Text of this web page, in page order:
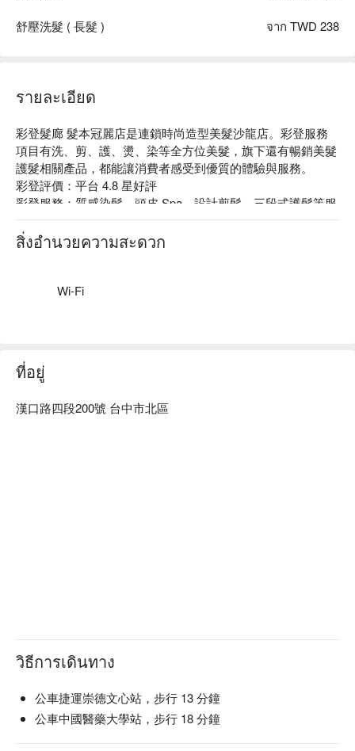
舒壓洗髮 ( 長髮 ) จาก TWD 238
รายละเอียด
彩登髮廊 髮本冠麗店是連鎖時尚造型美髮沙龍店。彩登服務
項目有洗、剪、護、燙、染等全方位美髮，旗下還有暢銷美髮
護髮相關產品，都能讓消費者感受到優質的體驗與服務。
彩登評價：平台 4.8 星好評
彩登服務：質感染髮、頭皮 Spa、設計剪髮、三段式護髮等服
務。
彩登推薦：店內氣氛溫馨，設計師服務周到，專業的技術讓客
สิ่งอำนวยความสะดวก
Wi-Fi
ที่อยู่
漢口路四段200號 台中市北區
วิธีการเดินทาง
公車捷運崇德文心站，步行 13 分鐘
公車中國醫藥大學站，步行 18 分鐘